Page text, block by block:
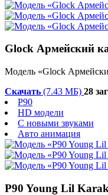
Glock Армейский
Модель «Glock
Скачать (7.43 МБ) 28
P90
HD модели
С новыми звуками
Авто анимация
P90 Young Lil